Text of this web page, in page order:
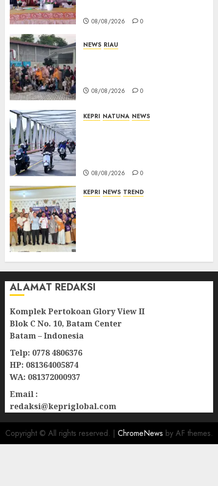
08/08/2026 0
NEWS RIAU
08/08/2026 0
KEPRI NATUNA NEWS
08/08/2026 0
KEPRI NEWS TREND
08/08/2026 0
ALAMAT REDAKSI
Komplek Pertokoan Glory View II
Blok C No. 10, Batam Center
Batam – Indonesia
Telp: 0778 4806376
HP: 081364005874
WA: 081372000937
Email :
redaksi@kepriglobal.com
Copyright © All rights reserved. | ChromeNews by AF themes.